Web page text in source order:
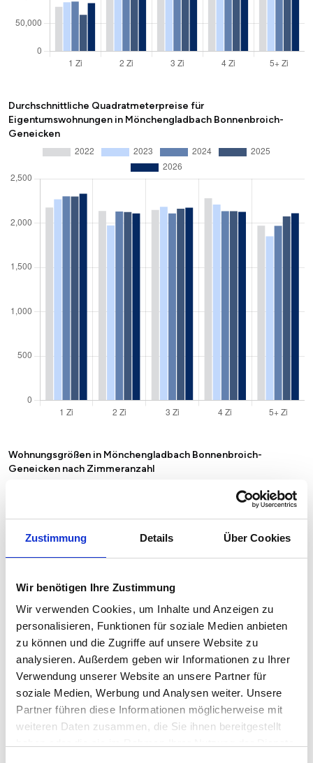
Zustimmung Details Über Cookies
Wir benötigen Ihre Zustimmung
Wir verwenden Cookies, um Inhalte und Anzeigen zu
personalisieren, Funktionen für soziale Medien anbieten
zu können und die Zugriffe auf unsere Website zu
analysieren. Außerdem geben wir Informationen zu Ihrer
Verwendung unserer Website an unsere Partner für
soziale Medien, Werbung und Analysen weiter. Unsere
Partner führen diese Informationen möglicherweise mit
weiteren Daten zusammen, die Sie ihnen bereitgestellt
Durchschnittliche Quadratmeterpreise für
Eigentumswohnungen in Mönchengladbach Bonnenbroich-
Geneicken
Wohnungsgrößen in Mönchengladbach Bonnenbroich-
Geneicken nach Zimmeranzahl